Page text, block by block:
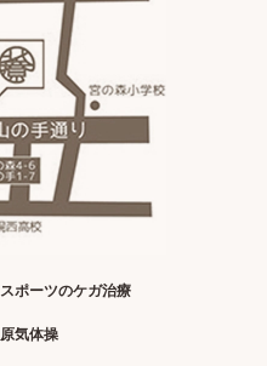
スポーツのケガ治療
原気体操